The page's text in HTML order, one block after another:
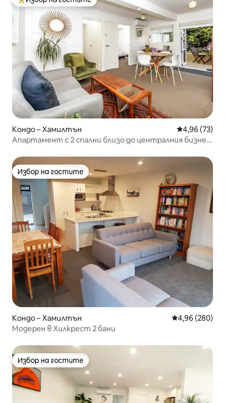
Най-популярен избор на гостите
Кондо – Хамилтън Средна
4,96 (73)
Апартамент с 2 спални близо до централния бизнес
Избор на гостите
Избор на гостите
Кондо – Хамилтън Средна
4,96 (280)
Модерен в Хилкрест 2 бани
Избор на гостите
Избор на гостите